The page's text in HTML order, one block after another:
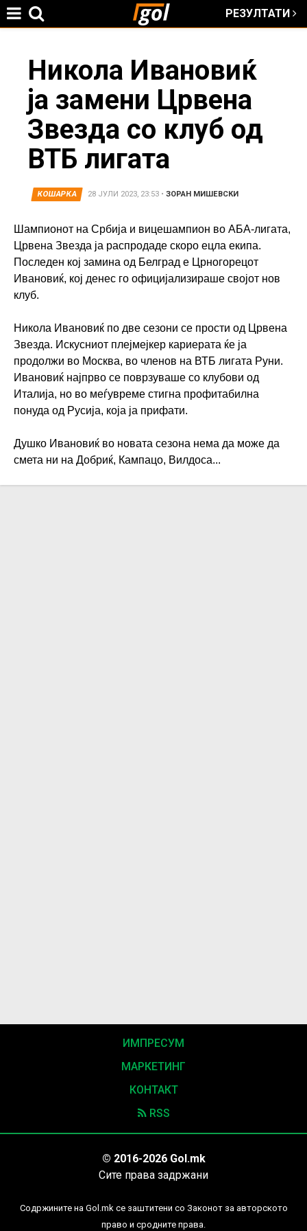
РЕЗУЛТАТИ
here
Никола Ивановиќ
ја замени Црвена
Звезда со клуб од
ВТБ лигата
КОШАРКА 28 ЈУЛИ 2023, 23:53• ЗОРАН МИШЕВСКИ
Шампионот на Србија и вицешампион во АБА-лигата,
Црвена Звезда ја распродаде скоро ецла екипа.
Последен кој замина од Белград е Црногорецот
Ивановиќ, кој денес го официјализираше својот нов
клуб.
Никола Ивановиќ по две сезони се прости од Црвена
Звезда. Искусниот плејмејкер кариерата ќе ја
продолжи во Москва, во членов на ВТБ лигата Руни.
Ивановиќ најпрво се поврзуваше со клубови од
Италија, но во меѓувреме стигна профитабилна
понуда од Русија, која ја прифати.
Душко Ивановиќ во новата сезона нема да може да
смета ни на Добриќ, Кампацо, Вилдоса...
ИМПРЕСУМ
МАРКЕТИНГ
КОНТАКТ
RSS
© 2016-2026 Gol.mk
Сите права задржани
Содржините на Gol.mk се заштитени со Законот за авторското
право и сродните права.